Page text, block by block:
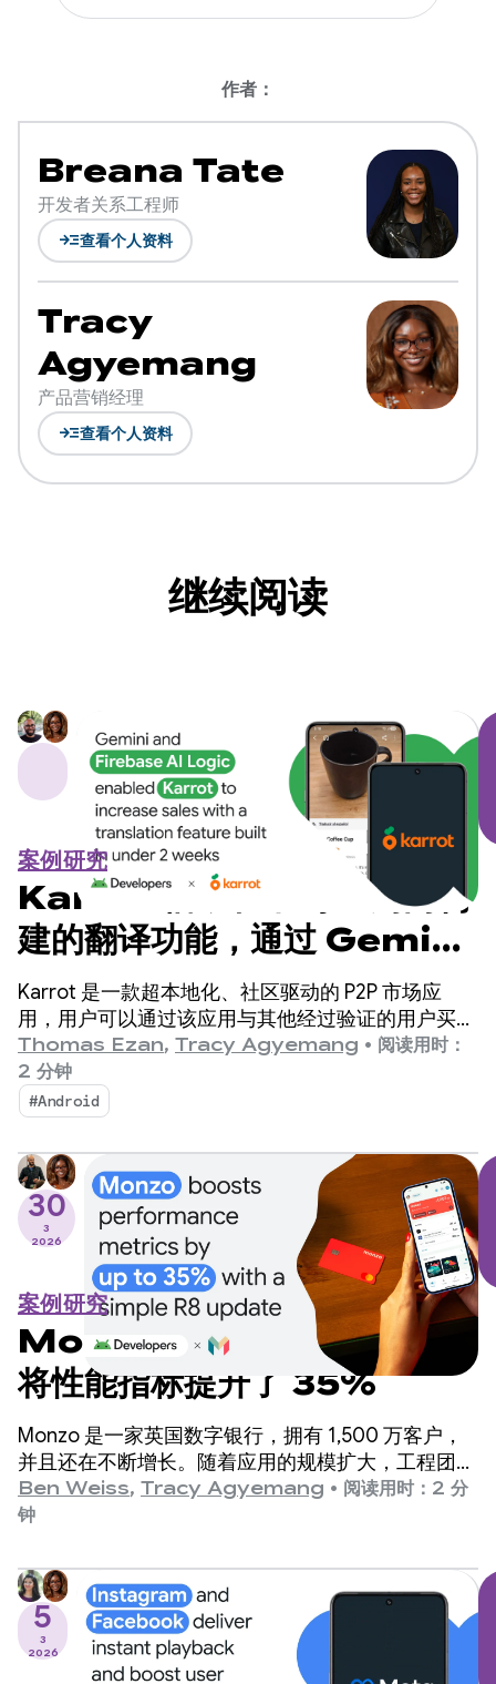
作者：
Breana Tate
开发者关系工程师
read_more查看个人资料
Tracy
Agyemang
产品营销经理
read_more查看个人资料
继续阅读
案例研究
Karrot 借助在不到 2 周内构
建的翻译功能，通过 Gemini
和 Firebase AI Logic 提
高了销量
Karrot 是一款超本地化、社区驱动的 P2P 市场应
用，用户可以通过该应用与其他经过验证的用户买卖
和交易商品。自 2015 年在韩国推出以来，该平台已
扩展到全球市场，注册用户超过 4,300 万。
Thomas Ezan, Tracy Agyemang • 阅读用时：
2 分钟
#Android
30
3
2026
案例研究
Monzo 通过简单的 R8 更新
将性能指标提升了 35%
Monzo 是一家英国数字银行，拥有 1,500 万客户，
并且还在不断增长。随着应用的规模扩大，工程团队
发现应用启动时间是一个需要改进的关键领域，但担
心这需要对代码库进行重大更改。
Ben Weiss, Tracy Agyemang • 阅读用时：2 分
钟
5
3
2026